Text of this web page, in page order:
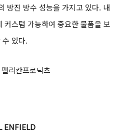
방진 방수 성능을 가지고 있다. 내
커스텀 가능하여 중요한 물품을 보
수 있다.
리칸프로덕츠
ENFIELD